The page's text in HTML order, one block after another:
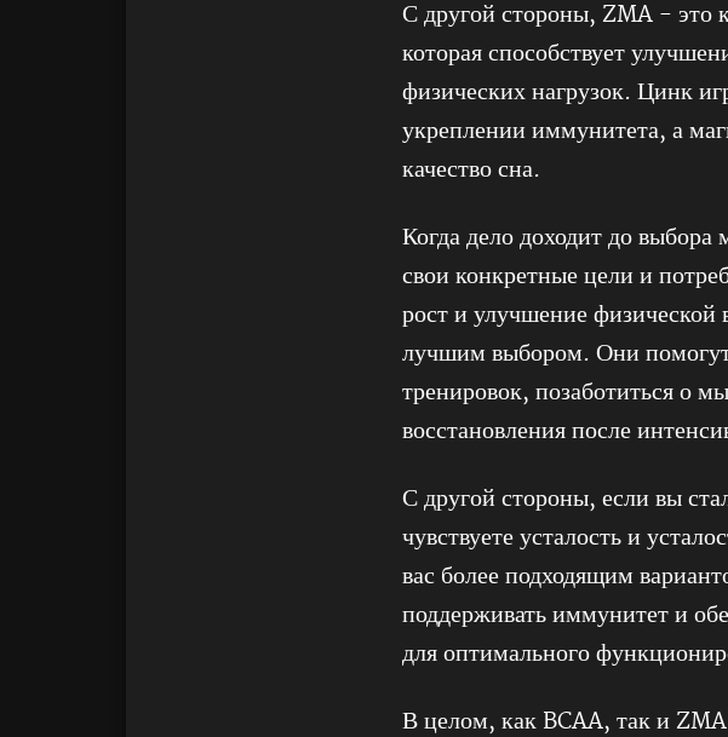
С другой стороны, ZMA - это
которая способствует
физических нагрузок. Цинк
укреплении иммунитета, а
качество сна.
Когда дело доходит до
свои конкретные цели и
рост и улучшение физической
лучшим выбором. Они помогут
тренировок, позаботиться о
восстановления после
С другой стороны, если вы
чувствуете усталость и
вас более подходящим
поддерживать иммунитет и
для оптимального
В целом, как BCAA, так и